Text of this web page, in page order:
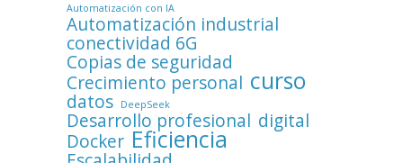
Automatización con IA
Automatización industrial
conectividad 6G
Copias de seguridad
Crecimiento personal curso
datos DeepSeek
Desarrollo profesional digital
Docker Eficiencia